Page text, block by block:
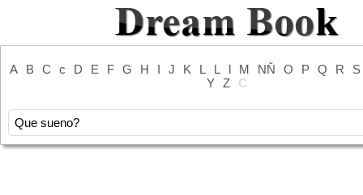
A B C c D E F G H I J K L L l M NŇ O P Q R
S
Y Z С